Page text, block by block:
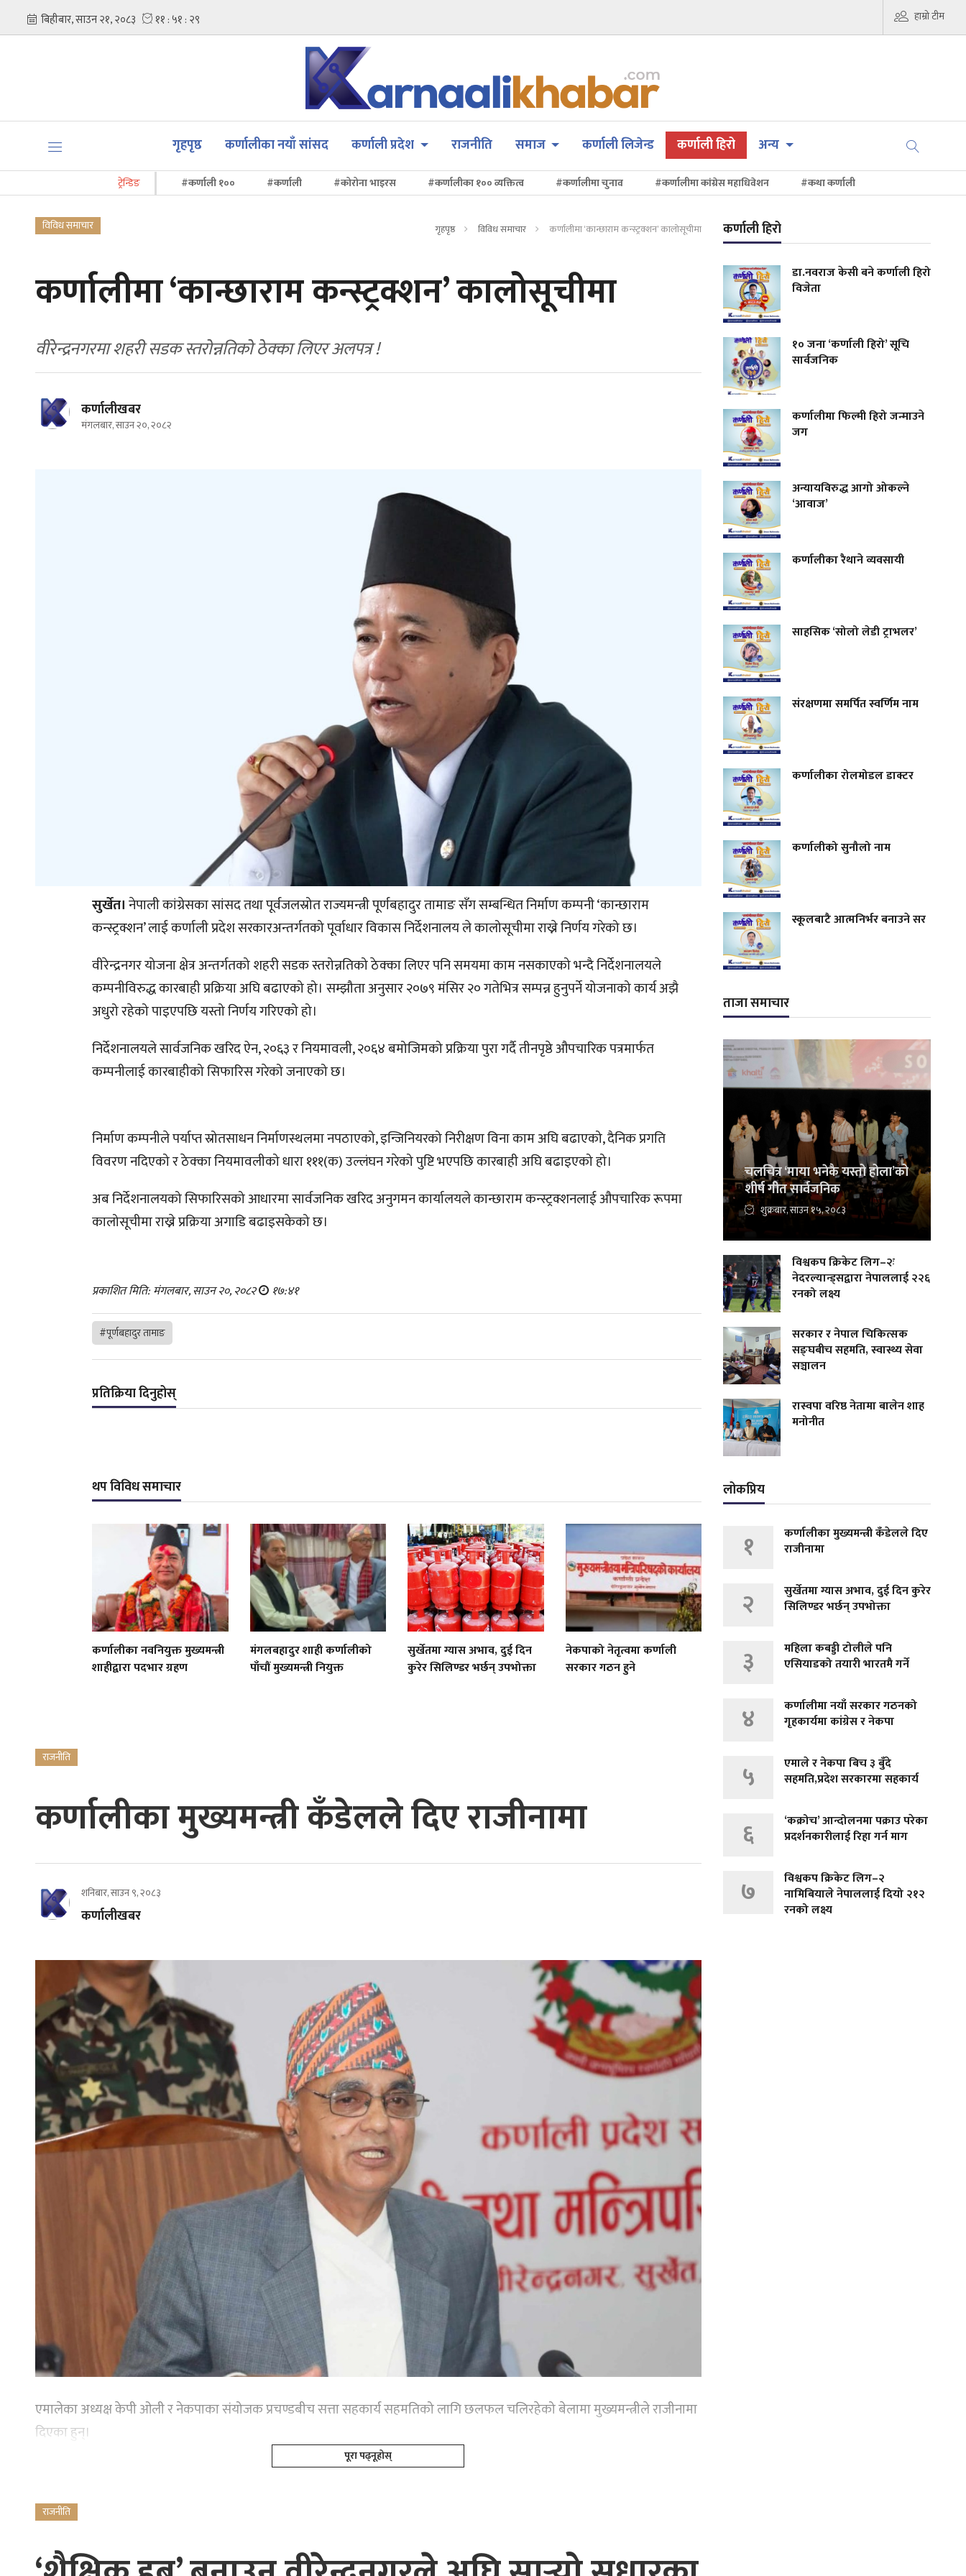
हाम्रो टीम
गृहपृष्ठ कर्णालीका नयाँ सांसद कर्णाली प्रदेश राजनीति समाज कर्णाली लिजेन्ड कर्णाली हिरो अन्य
ट्रेन्डिङ #कर्णाली १०० #कर्णाली #कोरोना भाइरस #कर्णालीका १०० व्यक्तित्व #कर्णालीमा चुनाव #कर्णालीमा कांग्रेस महाधिवेशन #कथा कर्णाली
विविध समाचार गृहपृष्ठ विविध समाचार कर्णालीमा ‘कान्छाराम कन्स्ट्रक्शन’ कालोसूचीमा
कर्णालीमा ‘कान्छाराम कन्स्ट्रक्शन’ कालोसूचीमा
वीरेन्द्रनगरमा शहरी सडक स्तरोन्नतिको ठेक्का लिएर अलपत्र !
कर्णालीखबर
मंगलबार, साउन २०, २०८२
सुर्खेत।नेपाली कांग्रेसका सांसद तथा पूर्वजलस्रोत राज्यमन्त्री पूर्णबहादुर तामाङ सँग सम्बन्धित निर्माण कम्पनी ‘कान्छाराम
कन्स्ट्रक्शन’ लाई कर्णाली प्रदेश सरकारअन्तर्गतको पूर्वाधार विकास निर्देशनालय ले कालोसूचीमा राख्ने निर्णय गरेको छ।
वीरेन्द्रनगर योजना क्षेत्र अन्तर्गतको शहरी सडक स्तरोन्नतिको ठेक्का लिएर पनि समयमा काम नसकाएको भन्दै निर्देशनालयले
कम्पनीविरुद्ध कारबाही प्रक्रिया अघि बढाएको हो। सम्झौता अनुसार २०७९ मंसिर २० गतेभित्र सम्पन्न हुनुपर्ने योजनाको कार्य अझै
अधुरो रहेको पाइएपछि यस्तो निर्णय गरिएको हो।
निर्देशनालयले सार्वजनिक खरिद ऐन, २०६३ र नियमावली, २०६४ बमोजिमको प्रक्रिया पुरा गर्दै तीनपृष्ठे औपचारिक पत्रमार्फत
कम्पनीलाई कारबाहीको सिफारिस गरेको जनाएको छ।
निर्माण कम्पनीले पर्याप्त स्रोतसाधन निर्माणस्थलमा नपठाएको, इन्जिनियरको निरीक्षण विना काम अघि बढाएको, दैनिक प्रगति
विवरण नदिएको र ठेक्का नियमावलीको धारा १११(क) उल्लंघन गरेको पुष्टि भएपछि कारबाही अघि बढाइएको हो।
अब निर्देशनालयको सिफारिसको आधारमा सार्वजनिक खरिद अनुगमन कार्यालयले कान्छाराम कन्स्ट्रक्शनलाई औपचारिक रूपमा
कालोसूचीमा राख्ने प्रक्रिया अगाडि बढाइसकेको छ।
प्रकाशित मिति: मंगलबार, साउन २०, २०८२ १७:४१
#पूर्णबहादुर तामाङ
प्रतिक्रिया दिनुहोस्
थप विविध समाचार
कर्णालीका नवनियुक्त मुख्यमन्त्री
शाहीद्वारा पदभार ग्रहण
मंगलबहादुर शाही कर्णालीको
पाँचौं मुख्यमन्त्री नियुक्त
सुर्खेतमा ग्यास अभाव, दुई दिन
कुरेर सिलिण्डर भर्छन् उपभोक्ता
नेकपाको नेतृत्वमा कर्णाली
सरकार गठन हुने
राजनीति
कर्णालीका मुख्यमन्त्री कँडेलले दिए राजीनामा
शनिबार, साउन ९, २०८३
कर्णालीखबर
एमालेका अध्यक्ष केपी ओली र नेकपाका संयोजक प्रचण्डबीच सत्ता सहकार्य सहमतिको लागि छलफल चलिरहेको बेलामा मुख्यमन्त्रीले राजीनामा
दिएका हुन्।
पूरा पढ्नूहोस्
राजनीति
कर्णाली हिरो
डा.नवराज केसी बने कर्णाली हिरो
विजेता
१० जना ‘कर्णाली हिरो’ सूचि
सार्वजनिक
कर्णालीमा फिल्मी हिरो जन्माउने
जग
अन्यायविरुद्ध आगो ओकल्ने
‘आवाज’
कर्णालीका रैथाने व्यवसायी
साहसिक ‘सोलो लेडी ट्राभलर’
संरक्षणमा समर्पित स्वर्णिम नाम
कर्णालीका रोलमोडल डाक्टर
कर्णालीको सुनौलो नाम
स्कूलबाटै आत्मनिर्भर बनाउने सर
ताजा समाचार
चलचित्र ‘माया भनेकै यस्तो होला’को
शीर्ष गीत सार्वजनिक
शुक्रबार, साउन १५, २०८३
विश्वकप क्रिकेट लिग–२ः
नेदरल्यान्ड्सद्वारा नेपाललाई २२६
रनको लक्ष्य
सरकार र नेपाल चिकित्सक
सङ्घबीच सहमति, स्वास्थ्य सेवा
सञ्चालन
रास्वपा वरिष्ठ नेतामा बालेन शाह
मनोनीत
लोकप्रिय
१
कर्णालीका मुख्यमन्त्री कँडेलले दिए
राजीनामा
२
सुर्खेतमा ग्यास अभाव, दुई दिन कुरेर
सिलिण्डर भर्छन् उपभोक्ता
३
महिला कबड्डी टोलीले पनि
एसियाडको तयारी भारतमै गर्ने
४
कर्णालीमा नयाँ सरकार गठनको
गृहकार्यमा कांग्रेस र नेकपा
५
एमाले र नेकपा बिच ३ बुँदे
सहमति,प्रदेश सरकारमा सहकार्य
६
‘कक्रोच’ आन्दोलनमा पक्राउ परेका
प्रदर्शनकारीलाई रिहा गर्न माग
७
विश्वकप क्रिकेट लिग–२
नामिबियाले नेपाललाई दियो २१२
रनको लक्ष्य